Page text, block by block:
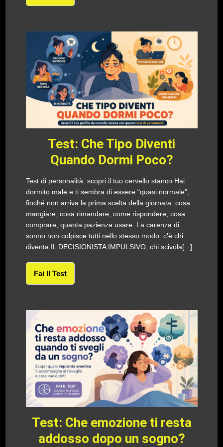
Test: Che Tipo Diventi
Quando Dormi Poco?
Test di personalità: scopri il tuo cervello stanco Hai
dormito male e ti sembra di essere “quasi normale”,
finché non arriva la prima scelta della giornata: cosa
mangiare, cosa rimandare, come rispondere, cosa
comprare, quanta pazienza usare. La carenza di
sonno non colpisce tutti nello stesso modo: c’è chi
diventa IL DECISIONISTA IMPULSIVO, chi scivola[...]
Fai Il Test
Test: Che emozione ti resta
addosso dopo un sogno?